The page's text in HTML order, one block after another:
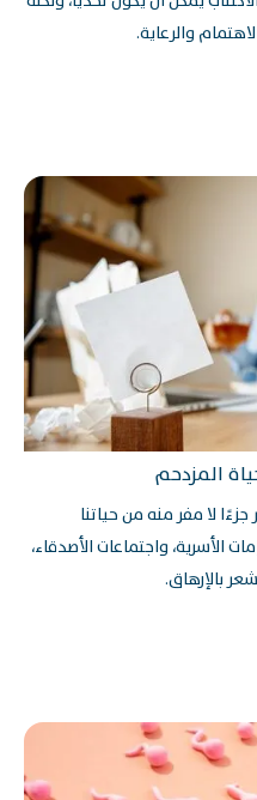
والرعاية.
لا مفر منه من حياتنا
الأسرية، واجتماعات الأصدقاء،
بالإرهاق.